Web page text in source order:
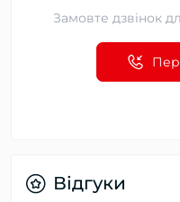
Замовте дзвінок
Відгуки